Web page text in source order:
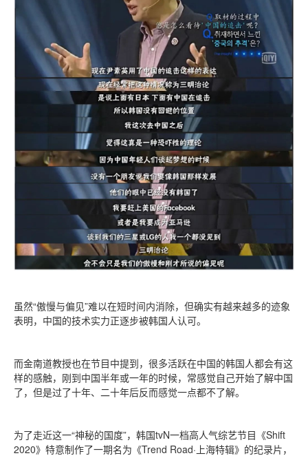
虽然“傲慢与偏见”难以在短时间内消除，但确实有越来越多的迹象
表明，中国的技术实力正逐步被韩国人认可。
而金南道教授也在节目中提到，很多活跃在中国的韩国人都会有这
样的感触，刚到中国半年或一年的时候，常感觉自己开始了解中国
了，但是过了十年、二十年后反而感觉一点都不了解。
为了走近这一“神秘的国度”，韩国tvN一档高人气综艺节目《Shift
2020》特意制作了一期名为《Trend Road·上海特辑》的纪录片，